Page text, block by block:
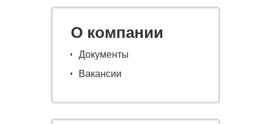
О компании
Документы
Вакансии